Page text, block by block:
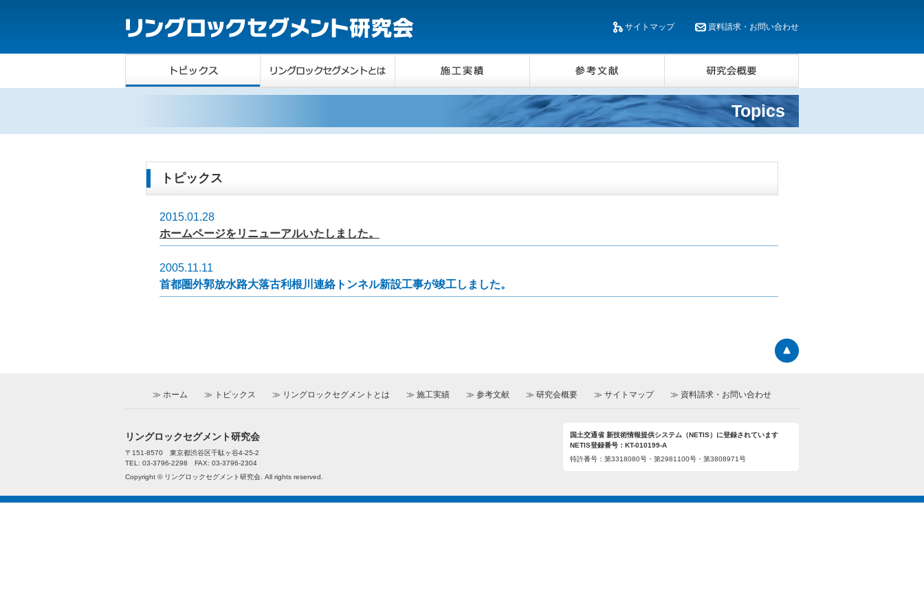
サイトマップ 資料請求・お問い合わせ
Topics
トピックス
2015.01.28
ホームページをリニューアルいたしました。
2005.11.11
首都圏外郭放水路大落古利根川連絡トンネル新設工事が竣工しました。
ホーム トピックス リングロックセグメントとは 施工実績 参考文献 研究会概要 サイトマップ 資料請求・お問い合わせ
リングロックセグメント研究会
〒151-8570 東京都渋谷区千駄ヶ谷4-25-2
TEL: 03-3796-2298 FAX: 03-3796-2304
Copyright © リングロックセグメント研究会. All rights reserved.
国土交通省 新技術情報提供システム（NETIS）に登録されています
NETIS登録番号：KT-010199-A
特許番号：第3318080号・第2981100号・第3808971号